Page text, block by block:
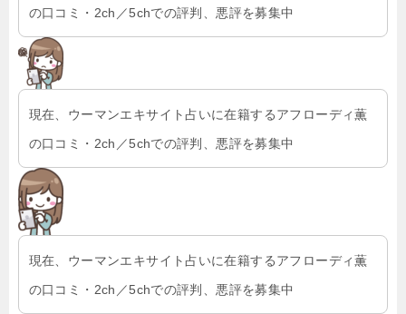
の口コミ・2ch／5chでの評判、悪評を募集中
現在、ウーマンエキサイト占いに在籍するアフローディ薫
の口コミ・2ch／5chでの評判、悪評を募集中
現在、ウーマンエキサイト占いに在籍するアフローディ薫
の口コミ・2ch／5chでの評判、悪評を募集中